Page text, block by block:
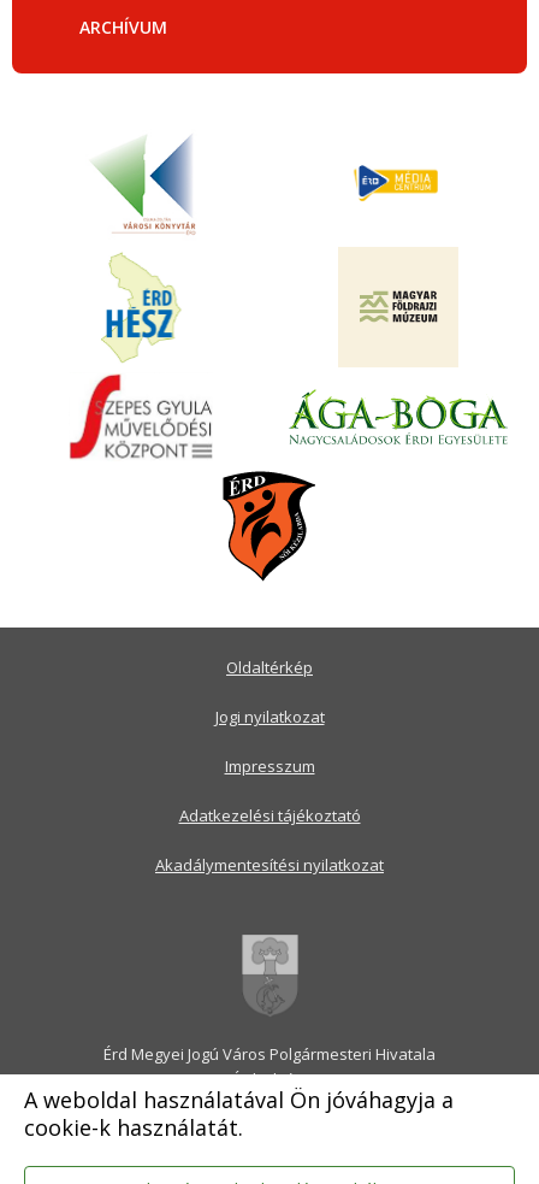
A weboldal használatával Ön jóváhagyja a
cookie-k használatát.
ARCHÍVUM
Érd Megyei Jogú Város Polgármesteri Hivatala
2030 Érd, Alsó utca 1.
Levélcím: 2031 Érd, Pf.: 31
E-mail:onkormanyzat@erd.hu
Telefonközpont:06-23-522-300
Oldaltérkép
Jogi nyilatkozat
Impresszum
Adatkezelési tájékoztató
Akadálymentesítési nyilatkozat